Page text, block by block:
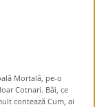
Mortală, pe-o
Cotnari. Băi, ce
contează Cum, ai